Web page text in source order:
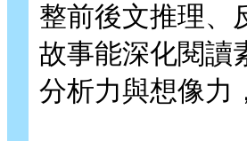
整前後文推理、
故事能深化閱讀
分析力與想像力